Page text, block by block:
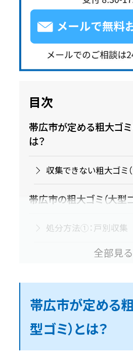
目次
帯広市が定める粗大ゴミ
は？
収集できない粗大ゴミ（
帯広市の粗大ゴミ（大型
処分方法①：戸別収集
処分方法②：持ち込み
処分方法③：不用品回
帯広市の粗大ゴミ（大型
金
帯広市が定める
型ゴミ）とは？